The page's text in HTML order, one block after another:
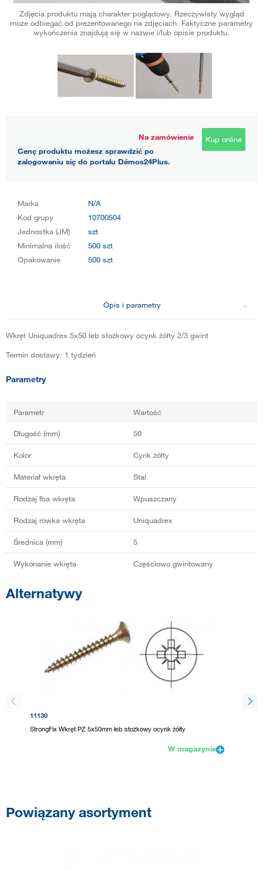
Zdjęcia produktu mają charakter poglądowy. Rzeczywisty wygląd
może odbiegać od prezentowanego na zdjęciach. Faktyczne parametry
wykończenia znajdują się w nazwie i/lub opisie produktu.
Na zamówienie
Cenę produktu możesz sprawdzić po
zalogowaniu się do portalu Démos24Plus.
Kup online
Marka
N/A
Kod grupy
10700504
Jednostka (JM)
szt
Minimalna ilość
500 szt
Opakowanie
500 szt
Opis i parametry
Wkręt Uniquadrex 5x50 łeb stożkowy ocynk żółty 2/3 gwint
Termin dostawy: 1 tydzień
Parametry
Parametr Wartość
Długość (mm) 50
Kolor Cynk żółty
Materiał wkręta Stal
Rodzaj łba wkręta Wpuszczany
Rodzaj rowka wkręta Uniquadrex
Średnica (mm) 5
Wykonanie wkręta Częściowo gwintowany
Alternatywy
11130
StrongFix Wkręt PZ 5x50mm łeb stożkowy ocynk żółty
W magazynie
Powiązany asortyment